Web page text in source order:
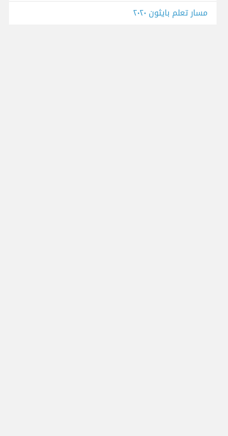
مسار تعلم بايثون ٢٠٢٠